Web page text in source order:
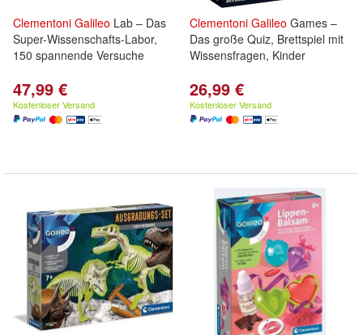
Clementoni Galileo Lab – Das
Super-Wissenschafts-Labor,
150 spannende Versuche
47,99 €
Kostenloser Versand
Clementoni Galileo Games –
Das große Quiz, Brettspiel mit
Wissensfragen, Kinder
26,99 €
Kostenloser Versand